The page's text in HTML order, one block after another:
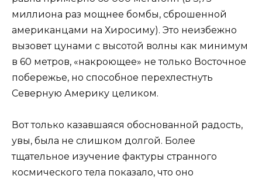
миллиона раз мощнее бомбы, сброшенной
американцами на Хиросиму). Это неизбежно
вызовет цунами с высотой волны как минимум
в 60 метров, «накроющее» не только Восточное
побережье, но способное перехлестнуть
Северную Америку целиком.
Вот только казавшаяся обоснованной радость,
увы, была не слишком долгой. Более
тщательное изучение фактуры странного
космического тела показало, что оно